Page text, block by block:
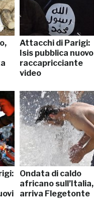
Attacchi di Parigi:
Isis pubblica nuovo
raccapricciante
video
Ondata di caldo
africano sull’Italia,
arriva Flegetonte